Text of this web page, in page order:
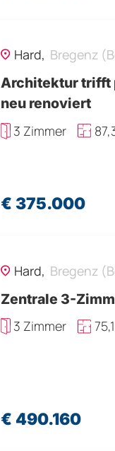
Hard, Bregenz
Architektur trifft
neu renoviert
3 Zimmer
€ 375.000
Hard, Bregenz
Zentrale 3-
3 Zimmer
€ 490.160